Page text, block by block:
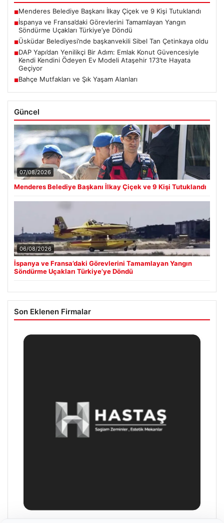
■Menderes Belediye Başkanı İlkay Çiçek ve 9 Kişi Tutuklandı
■İspanya ve Fransa’daki Görevlerini Tamamlayan Yangın
Söndürme Uçakları Türkiye’ye Döndü
■Üsküdar Belediyesi’nde başkanvekili Sibel Tan Çetinkaya oldu
■DAP Yapı’dan Yenilikçi Bir Adım: Emlak Konut Güvencesiyle
Kendi Kendini Ödeyen Ev Modeli Ataşehir 173’te Hayata
Geçiyor
■Bahçe Mutfakları ve Şık Yaşam Alanları
Güncel
07/08/2026
Menderes Belediye Başkanı İlkay Çiçek ve 9 Kişi Tutuklandı
06/08/2026
İspanya ve Fransa’daki Görevlerini Tamamlayan Yangın
Söndürme Uçakları Türkiye’ye Döndü
Son Eklenen Firmalar